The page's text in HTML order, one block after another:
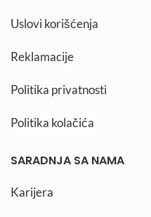
Uslovi korišćenja
Reklamacije
Politika privatnosti
Politika kolačića
SARADNJA SA NAMA
Karijera